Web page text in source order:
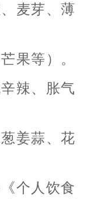
麦芽、薄
果等）。
辣、胀气
姜蒜、花
个人饮食